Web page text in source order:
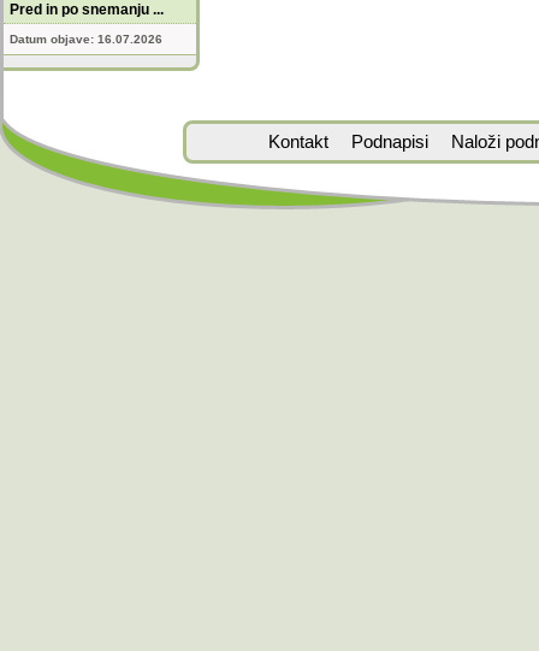
Pred in po snemanju ...
Datum objave: 16.07.2026
Kontakt Podnapisi Naloži